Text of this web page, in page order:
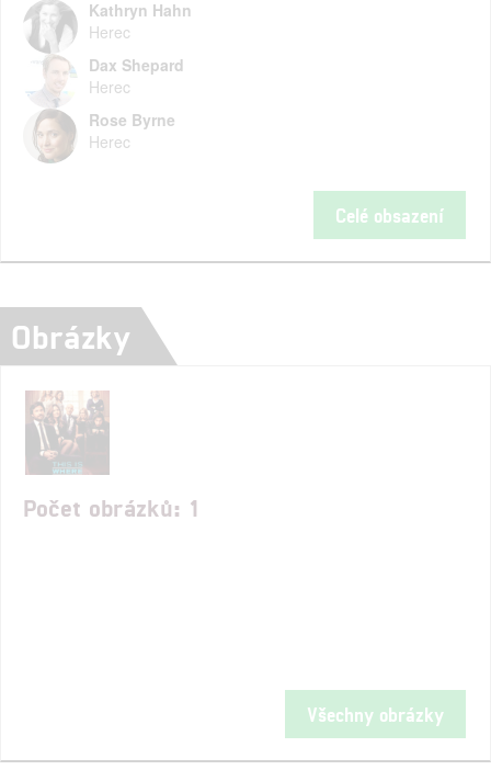
Kathryn Hahn
Herec
Dax Shepard
Herec
Rose Byrne
Herec
Celé obsazení
Obrázky
Počet obrázků: 1
Všechny obrázky